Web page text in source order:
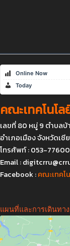
Online Now
Today
คณะเทคโนโ
เลขที่ 80 หมู่ 9 ตำบลบ้
อำเภอเมือง จังหวัดเชี
โทรศัพท์ : 053-
Email :
Facebook :คณะเทคโ
แผนที่และการเดินทาง